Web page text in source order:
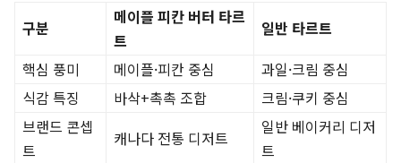
구분
메이플 피칸 버터 타르
트
일반 타르트
핵심 풍미
메이플·피칸 중심
과일·크림 중심
식감 특징
바삭+촉촉 조합
크림·쿠키 중심
브랜드 콘셉
트
캐나다 전통 디저트
일반 베이커리 디저
트